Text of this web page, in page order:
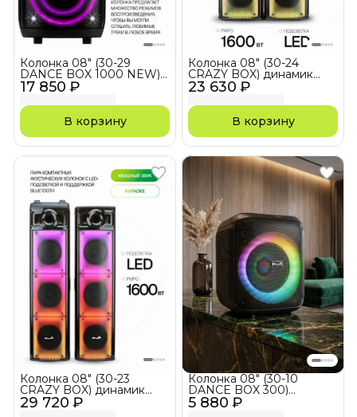
17 850 ₽
Колонка 08" (30-29
DANCE BOX 1000 NEW)
динамик 2шт/8"
ElTRONIC с TWS
В корзину
23 630 ₽
Колонка 08" (30-24
CRAZY BOX) динамик
4шт/8" комплект 2
колонки ElTRONIC
В корзину
29 720 ₽
Колонка 08" (30-23
CRAZY BOX) динамик
6шт/8" комплект 2
колонки ElTRONIC
5 880 ₽
Колонка 08" (30-10
DANCE BOX 300)
динамик 1шт/8"
ELTRONIC с TWS